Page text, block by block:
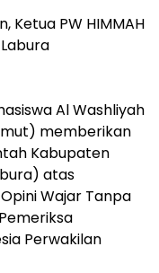
Ketua PW HIMMAH
Al Washliyah
memberikan
Kabupaten
atas
Wajar Tanpa
Perwakilan